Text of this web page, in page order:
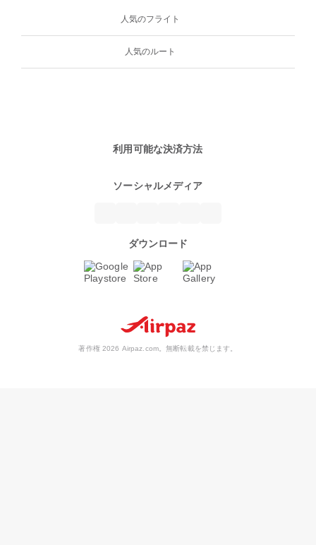
人気のフライト
人気のルート
利用可能な決済方法
ソーシャルメディア
ダウンロード
著作権 2026 Airpaz.com。無断転載を禁じます。